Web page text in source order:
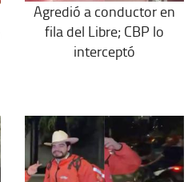
Agredió a conductor en
fila del Libre; CBP lo
interceptó